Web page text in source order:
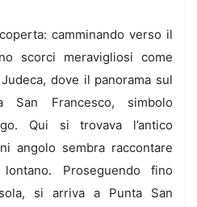
camminando verso il
scorci meravigliosi come
dove il panorama sul
San Francesco, simbolo
Qui si trovava l’antico
angolo sembra raccontare
Proseguendo fino
si arriva a Punta San